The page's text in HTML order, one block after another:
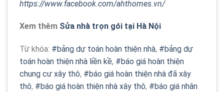
https://www.facebook.com/ahthomes.vn/
Xem thêm Sửa nhà trọn gói tại Hà Nội
Từ khóa: #bảng dự toán hoàn thiện nhà, #bảng dự
toán hoàn thiện nhà liền kề, #báo giá hoàn thiện
chung cư xây thô, #báo giá hoàn thiện nhà đã xây
thô, #báo giá hoàn thiện nhà xây thô, #báo giá nhân